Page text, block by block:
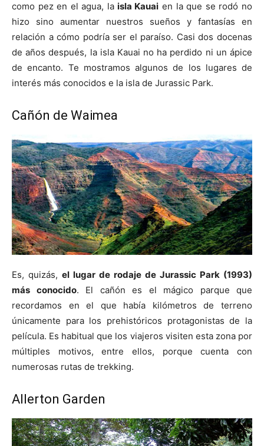
como pez en el agua, la isla Kauai en la que se rodó no
hizo sino aumentar nuestros sueños y fantasías en
relación a cómo podría ser el paraíso. Casi dos docenas
de años después, la isla Kauai no ha perdido ni un ápice
de encanto. Te mostramos algunos de los lugares de
interés más conocidos e la isla de Jurassic Park.
Cañón de Waimea
Es, quizás, el lugar de rodaje de Jurassic Park (1993)
más conocido. El cañón es el mágico parque que
recordamos en el que había kilómetros de terreno
únicamente para los prehistóricos protagonistas de la
película. Es habitual que los viajeros visiten esta zona por
múltiples motivos, entre ellos, porque cuenta con
numerosas rutas de trekking.
Allerton Garden